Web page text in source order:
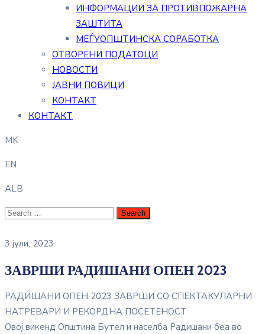
ИНФОРМАЦИИ ЗА ПРОТИВПОЖАРНА
ЗАШТИТА
МЕЃУОПШТИНСКА СОРАБОТКА
ОТВОРЕНИ ПОДАТОЦИ
НОВОСТИ
ЈАВНИ ПОВИЦИ
КОНТАКТ
КОНТАКТ
MK
EN
ALB
3 јули, 2023
ЗАВРШИ РАДИШАНИ ОПЕН 2023
РАДИШАНИ ОПЕН 2023 ЗАВРШИ СО СПЕКТАКУЛАРНИ
НАТРЕВАРИ И РЕКОРДНА ПОСЕТЕНОСТ
Овој викенд Општина Бутел и населба Радишани беа во